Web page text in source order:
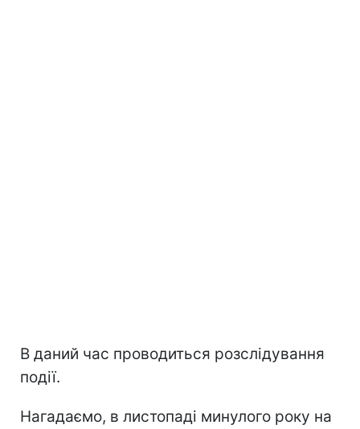
В даний час проводиться розслідування
події.
Нагадаємо, в листопаді минулого року на